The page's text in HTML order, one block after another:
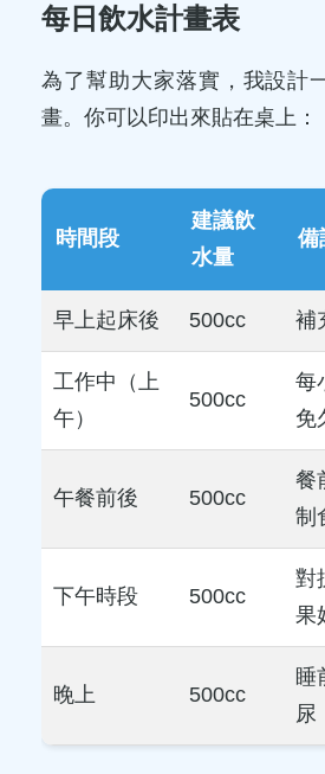
每日飲水計畫表
為了幫助大家落實，我設計
畫。你可以印出來貼在桌上：
時間段
建議飲
水量
備
早上起床後 500cc 補
工作中（上
午）
500cc
每
免
午餐前後 500cc
餐
制
下午時段 500cc
對
果
晚上 500cc
睡
尿